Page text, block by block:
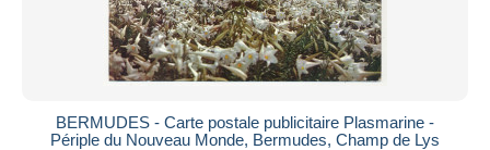
BERMUDES - Carte postale publicitaire Plasmarine -
Périple du Nouveau Monde, Bermudes, Champ de Lys